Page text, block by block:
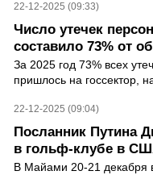
22-12-2025 (09:33)
Число утечек
составило 73% от
За 2025 год 73% всех
пришлось на госсектор,
22-12-2025 (09:04)
Посланник Путина
в гольф-клубе в
В Майами 20-21 декабря